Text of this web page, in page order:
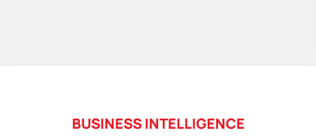
BUSINESS INTELLIGENCE